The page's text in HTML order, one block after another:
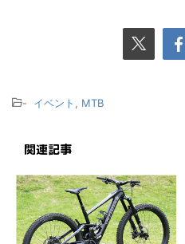
- イベント , MTB
関連記事